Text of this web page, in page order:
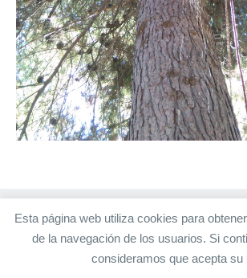
Esta página web utiliza cookies para
de la navegación de los usuarios. Si
consideramos que acepta su